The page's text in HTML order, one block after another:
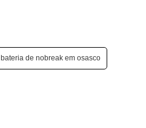
bateria de nobreak em osasco